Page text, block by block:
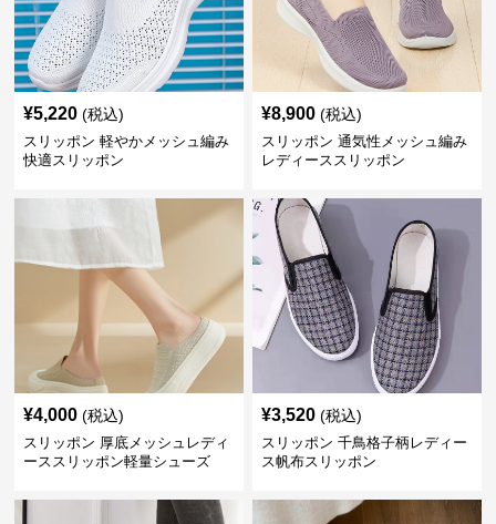
¥5,220 (税込)
スリッポン 軽やかメッシュ編み
快適スリッポン
¥8,900 (税込)
スリッポン 通気性メッシュ編み
レディーススリッポン
¥4,000 (税込)
スリッポン 厚底メッシュレディ
ーススリッポン軽量シューズ
¥3,520 (税込)
スリッポン 千鳥格子柄レディー
ス帆布スリッポン